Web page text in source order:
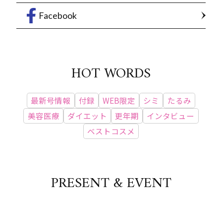
Facebook
HOT WORDS
最新号情報 付録 WEB限定 シミ
たるみ
美容医療
ダイエット 更年期
インタビュー
ベストコスメ
PRESENT & EVENT